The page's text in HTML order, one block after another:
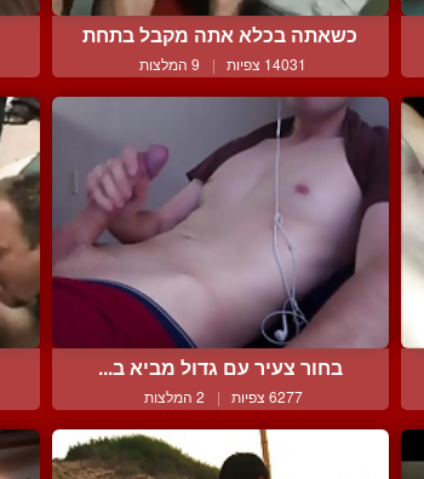
כשאתה בכלא אתה מקבל בתחת
14031 צפיות | 9 המלצות
בחור צעיר עם גדול מביא ב...
6277 צפיות | 2 המלצות